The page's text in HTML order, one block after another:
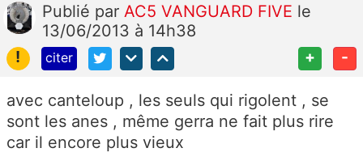
Publié par AC5 VANGUARD FIVE le
13/06/2013 à 14h38
!
citer + -
avec canteloup , les seuls qui rigolent , se
sont les anes , même gerra ne fait plus rire
car il encore plus vieux